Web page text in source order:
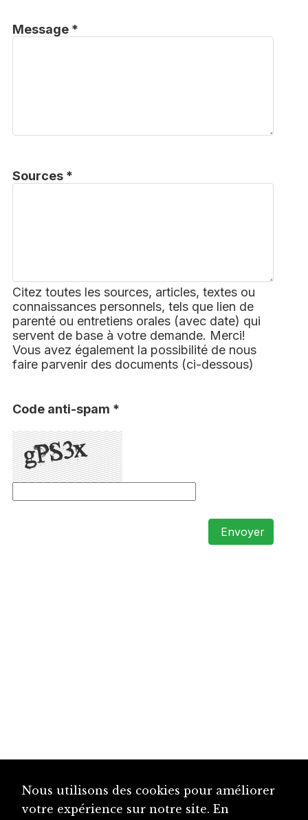
Message *
Sources *
Citez toutes les sources, articles, textes ou
connaissances personnels, tels que lien de
parenté ou entretiens orales (avec date) qui
servent de base à votre demande. Merci!
Vous avez également la possibilité de nous
faire parvenir des documents (ci-dessous)
Code anti-spam *
Envoyer
Nous utilisons des cookies pour améliorer
votre expérience sur notre site. En